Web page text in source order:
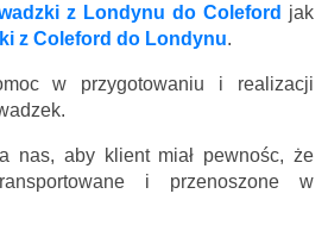
z Londynu do Coleford jak
z Coleford do Londynu.
w przygotowaniu i realizacji
nas, aby klient miał pewnośc, że
i przenoszone w